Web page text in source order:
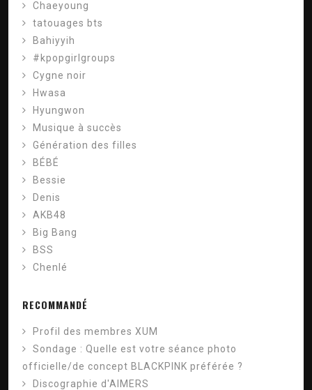
Chaeyoung
tatouages ​​bts
Bahiyyih
#kpopgirlgroups
Cygne noir
Hwasa
Hyungwon
Musique à succès
Génération des filles
BÉBÉ
Bessie
Denis
AKB48
Big Bang
BSS
Chenlé
RECOMMANDÉ
Profil des membres XUM
Sondage : Quelle est votre séance photo
officielle/de concept BLACKPINK préférée ?
Discographie d'AIMERS